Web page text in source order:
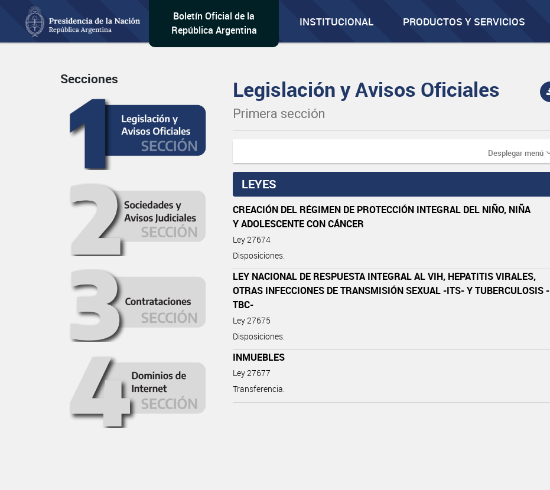
Boletín Oficial de la
República Argentina
INSTITUCIONAL PRODUCTOS Y SERVICIOS
Secciones Legislación y Avisos Oficiales
Primera sección
Desplegar menú
LEYES
CREACIÓN DEL RÉGIMEN DE PROTECCIÓN INTEGRAL DEL NIÑO, NIÑA
Y ADOLESCENTE CON CÁNCER
Ley 27674
Disposiciones.
LEY NACIONAL DE RESPUESTA INTEGRAL AL VIH, HEPATITIS VIRALES,
OTRAS INFECCIONES DE TRANSMISIÓN SEXUAL -ITS- Y TUBERCULOSIS -
TBC-
Ley 27675
Disposiciones.
INMUEBLES
Ley 27677
Transferencia.